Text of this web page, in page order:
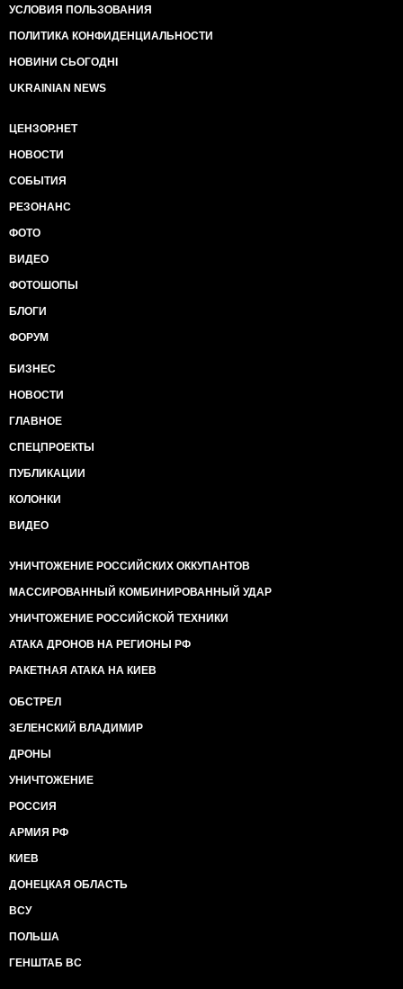
УСЛОВИЯ ПОЛЬЗОВАНИЯ
ПОЛИТИКА КОНФИДЕНЦИАЛЬНОСТИ
НОВИНИ СЬОГОДНІ
UKRAINIAN NEWS
ЦЕНЗОР.НЕТ
НОВОСТИ
СОБЫТИЯ
РЕЗОНАНС
ФОТО
ВИДЕО
ФОТОШОПЫ
БЛОГИ
ФОРУМ
БИЗНЕС
НОВОСТИ
ГЛАВНОЕ
СПЕЦПРОЕКТЫ
ПУБЛИКАЦИИ
КОЛОНКИ
ВИДЕО
УНИЧТОЖЕНИЕ РОССИЙСКИХ ОККУПАНТОВ
МАССИРОВАННЫЙ КОМБИНИРОВАННЫЙ УДАР
УНИЧТОЖЕНИЕ РОССИЙСКОЙ ТЕХНИКИ
АТАКА ДРОНОВ НА РЕГИОНЫ РФ
РАКЕТНАЯ АТАКА НА КИЕВ
ОБСТРЕЛ
ЗЕЛЕНСКИЙ ВЛАДИМИР
ДРОНЫ
УНИЧТОЖЕНИЕ
РОССИЯ
АРМИЯ РФ
КИЕВ
ДОНЕЦКАЯ ОБЛАСТЬ
ВСУ
ПОЛЬША
ГЕНШТАБ ВС